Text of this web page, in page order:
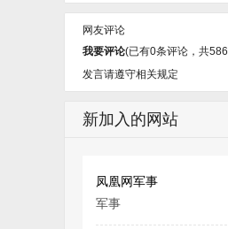
网友评论
我要评论(已有0条评论，共586
发言请遵守相关规定
新加入的网站
凤凰网军事
军事